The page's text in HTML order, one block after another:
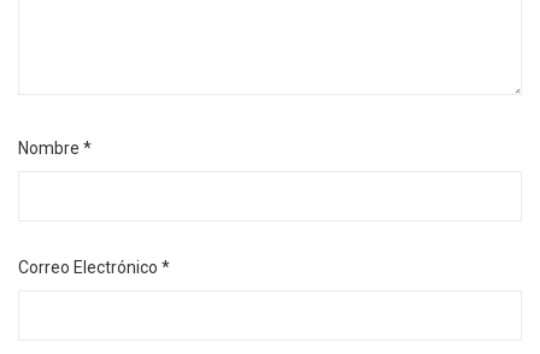
Nombre *
Correo Electrónico *